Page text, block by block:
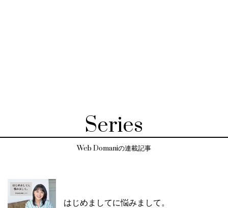
Series
Web Domaniの連載記事
はじめましてに悩みまして。